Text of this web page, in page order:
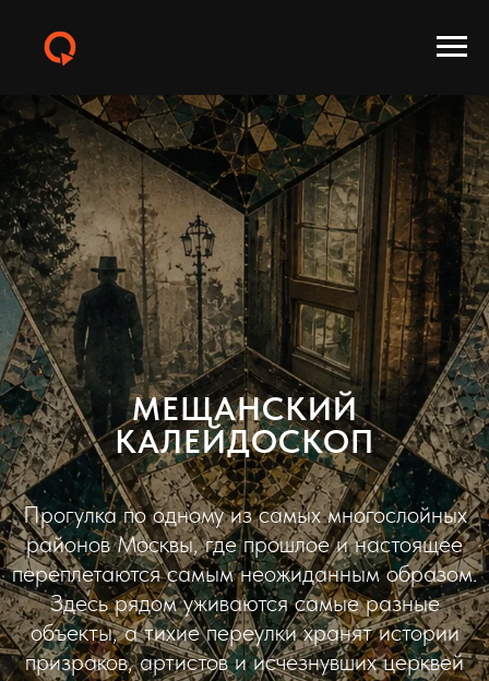
МЕЩАНСКИЙ
КАЛЕЙДОСКОП
Прогулка по одному из самых многослойных
районов Москвы, где прошлое и настоящее
переплетаются самым неожиданным образом.
Здесь рядом уживаются самые разные
объекты, а тихие переулки хранят истории
призраков, артистов и исчезнувших церквей